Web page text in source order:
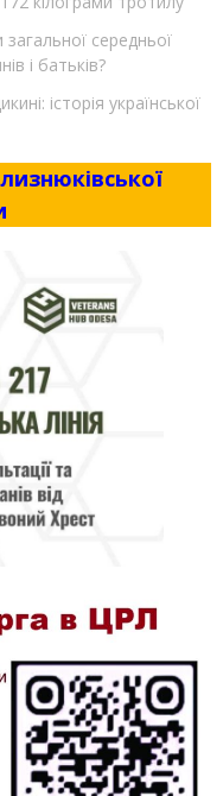
середньої
і батьків?
історія української